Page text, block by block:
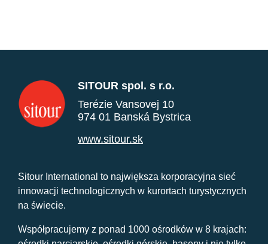
SITOUR spol. s r.o.
Terézie Vansovej 10
974 01 Banská Bystrica
www.sitour.sk
Sitour International to największa korporacyjna sieć
innowacji technologicznych w kurortach turystycznych
na świecie.
Współpracujemy z ponad 1000 ośrodków w 8 krajach: